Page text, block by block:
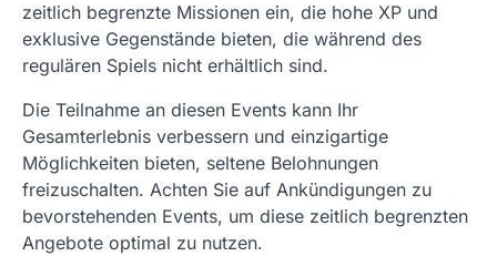
zeitlich begrenzte Missionen ein, die hohe XP und
exklusive Gegenstände bieten, die während des
regulären Spiels nicht erhältlich sind.
Die Teilnahme an diesen Events kann Ihr
Gesamterlebnis verbessern und einzigartige
Möglichkeiten bieten, seltene Belohnungen
freizuschalten. Achten Sie auf Ankündigungen zu
bevorstehenden Events, um diese zeitlich begrenzten
Angebote optimal zu nutzen.